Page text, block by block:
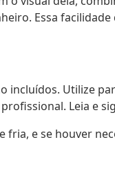
Essa
incluídos. Utilize
Leia e
fria, e se houver